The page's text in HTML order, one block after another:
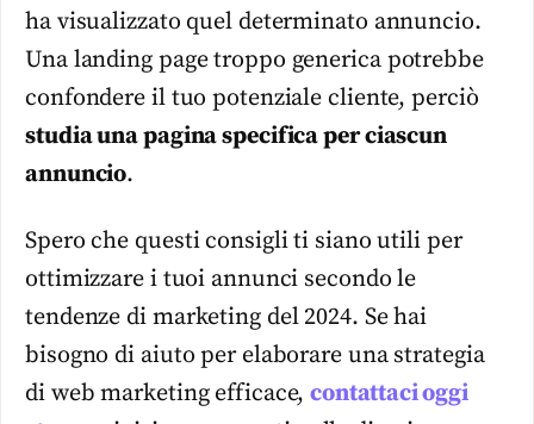
ha visualizzato quel determinato annuncio.
Una landing page troppo generica potrebbe
confondere il tuo potenziale cliente, perciò
studia una pagina specifica per ciascun
annuncio.
Spero che questi consigli ti siano utili per
ottimizzare i tuoi annunci secondo le
tendenze di marketing del 2024. Se hai
bisogno di aiuto per elaborare una strategia
di web marketing efficace,contattaci oggi